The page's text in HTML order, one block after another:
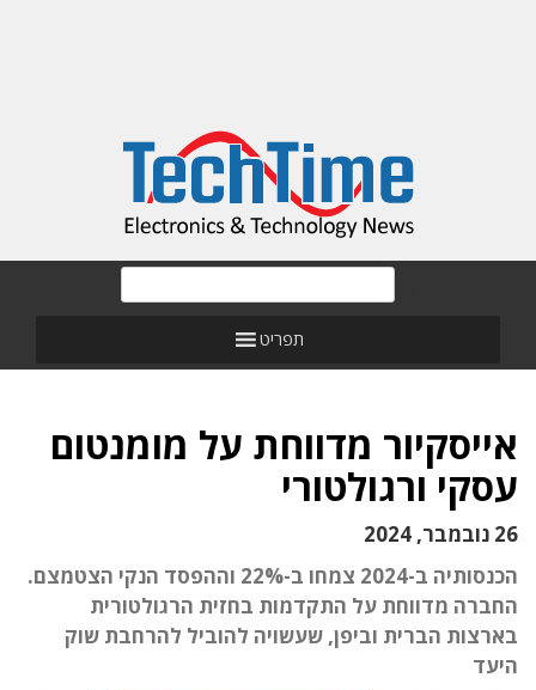
תפריט
אייסקיור מדווחת על מומנטום
עסקי ורגולטורי
26 נובמבר, 2024
הכנסותיה ב-2024 צמחו ב-22% וההפסד הנקי הצטמצם.
החברה מדווחת על התקדמות בחזית הרגולטורית
בארצות הברית וביפן, שעשויה להוביל להרחבת שוק
היעד